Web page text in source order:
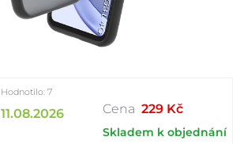
Hodnotilo: 7
11.08.2026 Cena 229 Kč
Skladem k objednání